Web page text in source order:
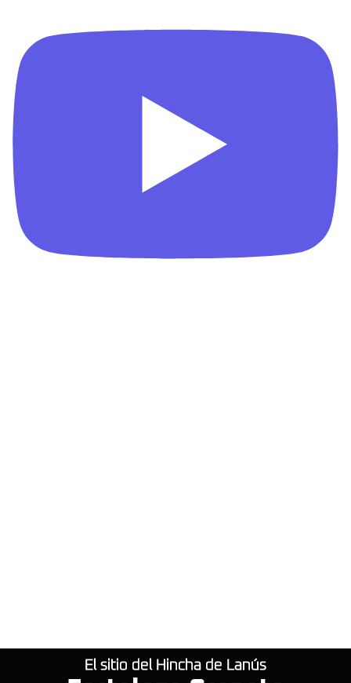
El sitio del Hincha de Lanús